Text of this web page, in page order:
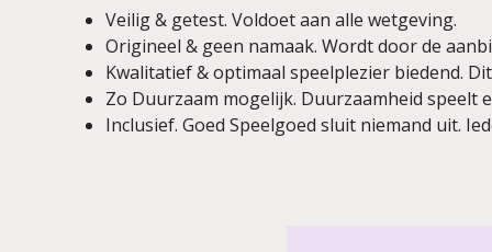
Veilig & getest. Voldoet aan alle wetgeving.
Origineel & geen namaak. Wordt door de
Kwalitatief & optimaal speelplezier biedend.
Zo Duurzaam mogelijk. Duurzaamheid
Inclusief. Goed Speelgoed sluit niemand uit.